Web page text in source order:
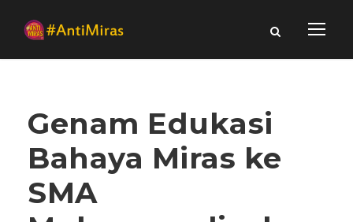
Genam Edukasi
Bahaya Miras ke
SMA